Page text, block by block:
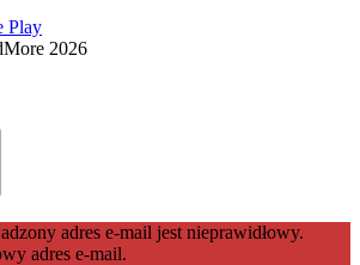
Play
2026
adres e-mail jest nieprawidłowy.
adres e-mail.